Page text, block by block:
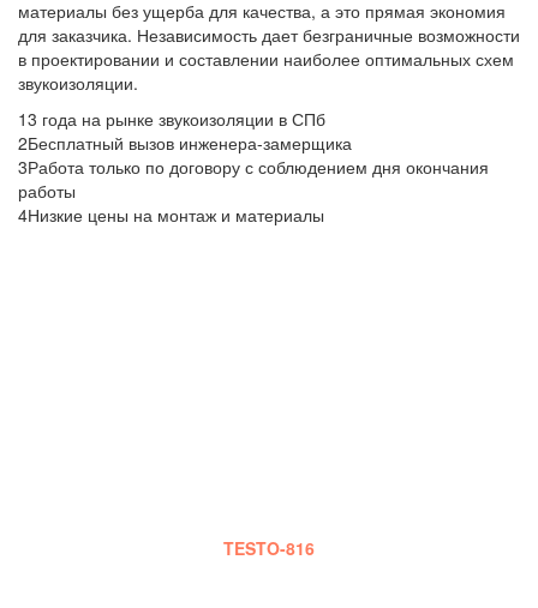
материалы без ущерба для качества, а это прямая экономия
для заказчика. Независимость дает безграничные возможности
в проектировании и составлении наиболее оптимальных схем
звукоизоляции.
13 года на рынке звукоизоляции в СПб
2Бесплатный вызов инженера-замерщика
3Работа только по договору с соблюдением дня окончания
работы
4Низкие цены на монтаж и материалы
TESTO-816